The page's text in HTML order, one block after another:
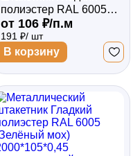
полиэстер RAL 6005
(Зелёный мох)
1800*105*0,5
двухсторонний
Полукруглый
от 106 ₽/п.м
191 ₽/ шт
В корзину